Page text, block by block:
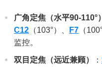
广角定焦（水平90-110°）
C12 （103°）、 F7 （
监控。
双目定焦（远近兼顾） ：